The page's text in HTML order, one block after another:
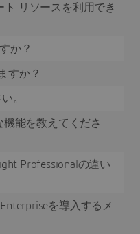
ト リソースを利用でき
か？
すか？
。
能を教えてくださ
Professionalの違い
を導入するメ